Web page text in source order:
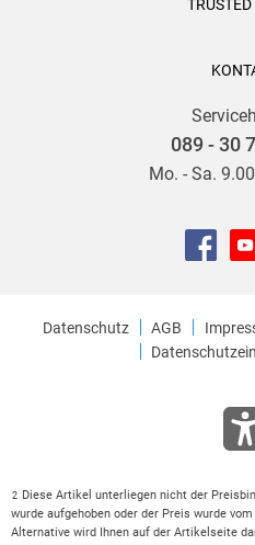
089 - 30
Mo. - Sa.
Datenschutz AGB
2 Diese Artikel unterliegen nicht der
wurde aufgehoben oder der Preis wurde
Alternative wird Ihnen auf der Artikelseite